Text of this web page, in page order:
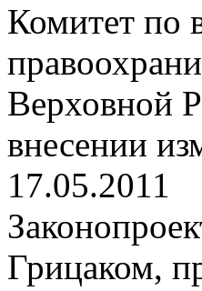
Комитет по
Верховной
внесении
17.05.2011
Грицаком,